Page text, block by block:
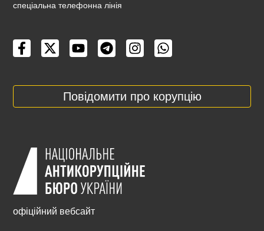
cпеціальна телефонна лінія
Повідомити про корупцію
офіційний вебсайт